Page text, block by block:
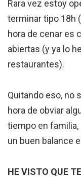
Rara vez estoy
terminar tipo 18h
hora de cenar es
abiertas (y ya lo
restaurantes).
Quitando eso, no
hora de obviar
tiempo en
un buen balance
HE VISTO QUE